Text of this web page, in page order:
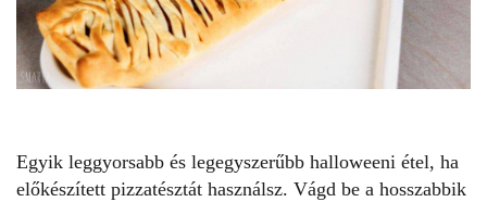
Egyik leggyorsabb és legegyszerűbb halloweeni étel, ha
előkészített pizzatésztát használsz. Vágd be a hosszabbik